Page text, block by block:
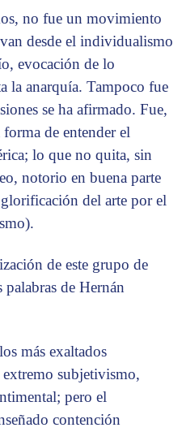
no fue un movimiento
desde el individualismo
evocación de lo
la anarquía. Tampoco fue
se ha afirmado. Fue,
de entender el
lo que no quita, sin
notorio en buena parte
del arte por el
de este grupo de
palabras de Hernán
más exaltados
subjetivismo,
pero el
contención